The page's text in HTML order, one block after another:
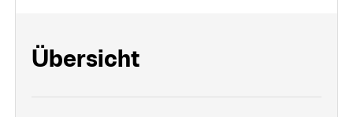
Übersicht